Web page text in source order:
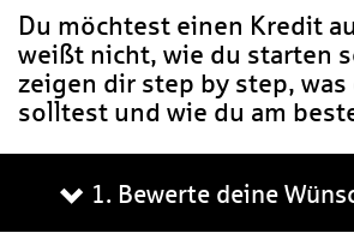
Du möchtest einen Kredit
weißt nicht, wie du starten
zeigen dir step by step, was
solltest und wie du am
1. Bewerte deine